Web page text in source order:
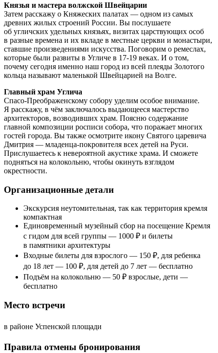
Князья и мастера волжской Швейцарии
Затем расскажу о Княжеских палатах — одном из самых
древних жилых строений России. Вы послушаете
об угличских удельных князьях, визитах царствующих особ
в разные времена и их вкладе в местные церкви и монастыри,
ставшие произведениями искусства. Поговорим о ремеслах,
которые были развиты в Угличе в 17-19 веках. И о том,
почему сегодня именно наш город из всей плеяды Золотого
кольца называют маленькой Швейцарией на Волге.
Главный храм Углича
Спасо-Преображенскому собору уделим особое внимание.
Я расскажу, в чём заключалось выдающееся мастерство
архитекторов, возводивших храм. Поясню содержание
главной композиции росписи собора, что поражает многих
гостей города. Вы также осмотрите икону Святого царевича
Дмитрия — младенца-покровителя всех детей на Руси.
Прислушаетесь к невероятной акустике храма. И сможете
подняться на колокольню, чтобы окинуть взглядом
окрестности.
Организационные детали
Экскурсия неутомительная, так как территория кремля
компактная
Единовременный музейный сбор на посещение Кремля
с гидом для всей группы — 1000 ₽ и билеты
в памятники архитектуры
Входные билеты для взрослого — 150 ₽, для ребенка
до 18 лет — 100 ₽, для детей до 7 лет — бесплатно
Подъём на колокольню — 50 ₽ взрослые, дети —
бесплатно
Место встречи
в районе Успенской площади
Правила отмены бронирования